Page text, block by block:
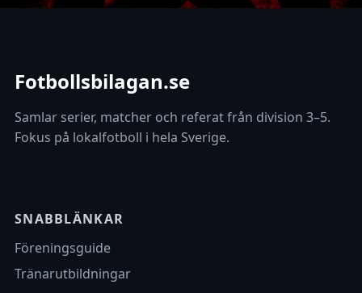
Fotbollsbilagan.se
Samlar serier, matcher och referat från division 3–5.
Fokus på lokalfotboll i hela Sverige.
SNABBLÄNKAR
Föreningsguide
Tränarutbildningar